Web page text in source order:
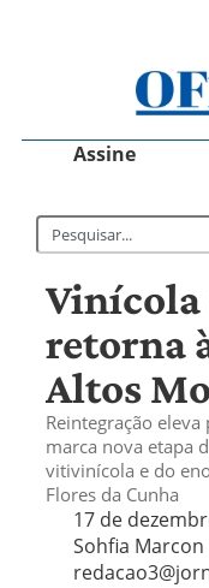
Assine
Vinícola
retorna
Altos
Reintegração
marca nova etapa
vitivinícola e do
Flores da Cunha
17 de
Sohfia Marcon